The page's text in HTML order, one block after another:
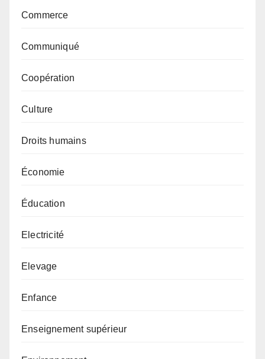
Commerce
Communiqué
Coopération
Culture
Droits humains
Économie
Éducation
Electricité
Elevage
Enfance
Enseignement supérieur